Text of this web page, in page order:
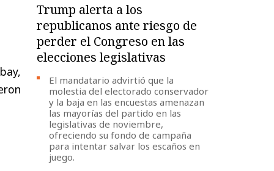
Trump alerta a los
republicanos ante riesgo de
perder el Congreso en las
elecciones legislativas
El mandatario advirtió que la
molestia del electorado conservador
y la baja en las encuestas amenazan
las mayorías del partido en las
legislativas de noviembre,
ofreciendo su fondo de campaña
para intentar salvar los escaños en
juego.